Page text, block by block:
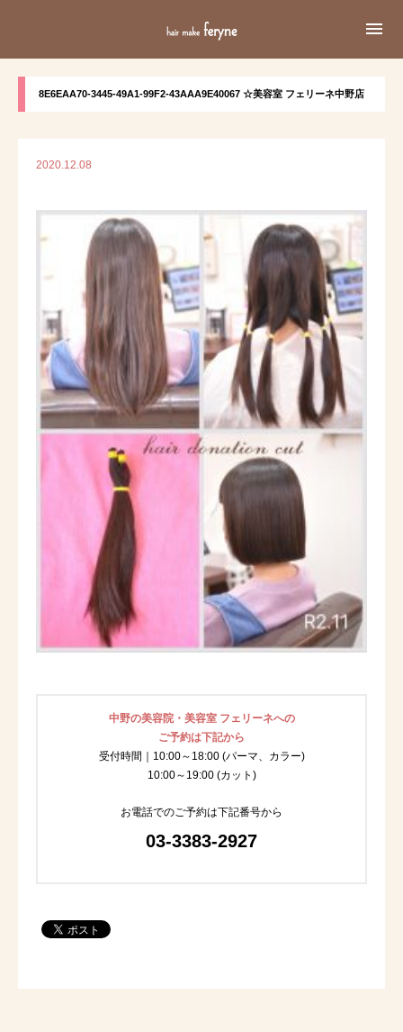

8E6EAA70-3445-49A1-99F2-43AAA9E40067 ☆美容室 フェリーネ中野店
2020.12.08
中野の美容院・美容室 フェリーネへの
ご予約は下記から
受付時間｜10:00～18:00 (パーマ、カラー)
10:00～19:00 (カット)
お電話でのご予約は下記番号から
03-3383-2927